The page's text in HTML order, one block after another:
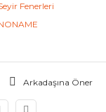
Fenerleri
Arkadaşına Öner